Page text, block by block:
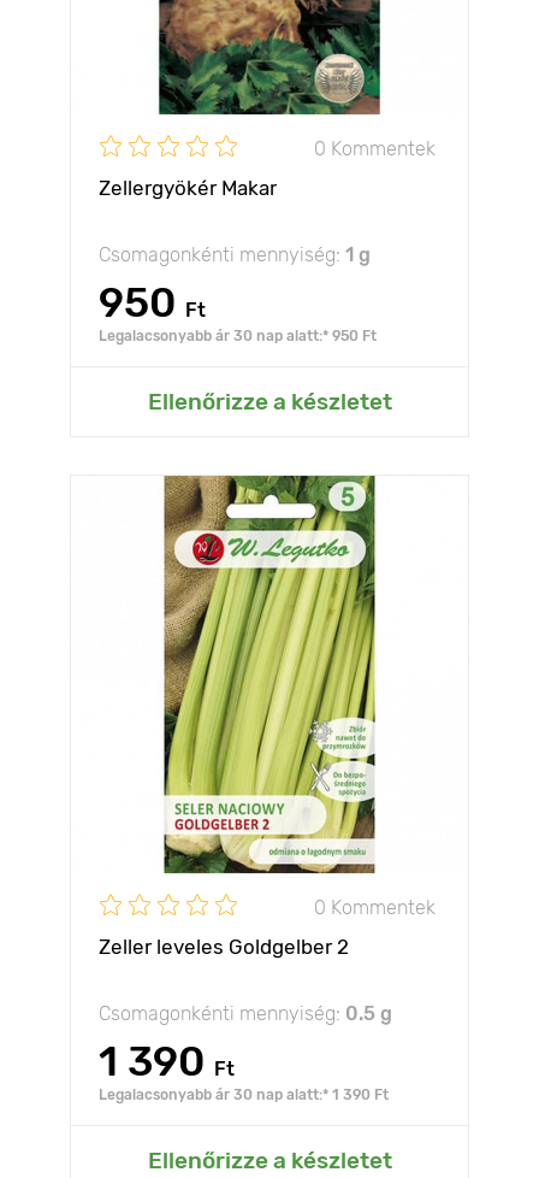
0 Kommentek
Zellergyökér Makar
Csomagonkénti mennyiség: 1 g
950 Ft
Legalacsonyabb ár 30 nap alatt:* 950 Ft
Ellenőrizze a készletet
0 Kommentek
Zeller leveles Goldgelber 2
Csomagonkénti mennyiség: 0.5 g
1 390 Ft
Legalacsonyabb ár 30 nap alatt:* 1 390 Ft
Ellenőrizze a készletet